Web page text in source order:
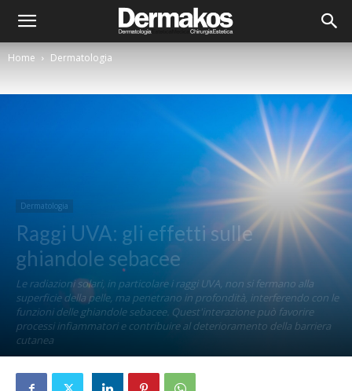
Home Dermatologia
Dermatologia
Raggi UVA: gli effetti sulle
ghiandole sebacee
Le radiazioni solari, in particolare i raggi UVA, non si fermano alla
superficie della pelle, ma penetrano in profondità, interferendo con le
funzioni delle ghiandole sebacee. Quest'interazione può favorire
processi infiammatori e contribuire al deterioramento della barriera
cutanea